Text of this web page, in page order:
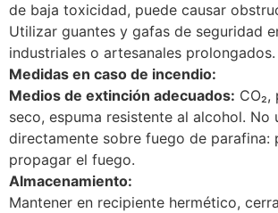
de baja toxicidad, puede causar
Utilizar guantes y gafas de seguridad
industriales o artesanales prolongados.
Medidas en caso de incendio:
Medios de extinción adecuados:
seco, espuma resistente al alcohol. No
directamente sobre fuego de parafina:
propagar el fuego.
Almacenamiento:
Mantener en recipiente hermético,